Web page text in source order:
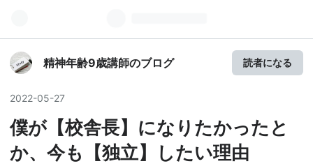
精神年齢9歳講師のブログ 読者になる
2022-05-27
僕が【校舎長】になりたかったと
か、今も【独立】したい理由